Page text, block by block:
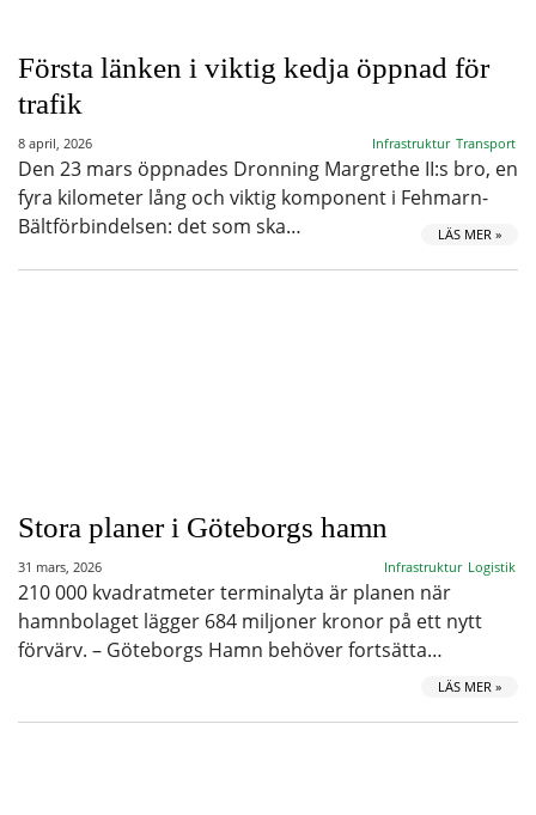
Första länken i viktig kedja öppnad för
trafik
8 april, 2026 Infrastruktur Transport
Den 23 mars öppnades Dronning Margrethe II:s bro, en
fyra kilometer lång och viktig komponent i Fehmarn-
Bältförbindelsen: det som ska…
LÄS MER »
Stora planer i Göteborgs hamn
31 mars, 2026 Infrastruktur Logistik
210 000 kvadratmeter terminalyta är planen när
hamnbolaget lägger 684 miljoner kronor på ett nytt
förvärv. – Göteborgs Hamn behöver fortsätta…
LÄS MER »